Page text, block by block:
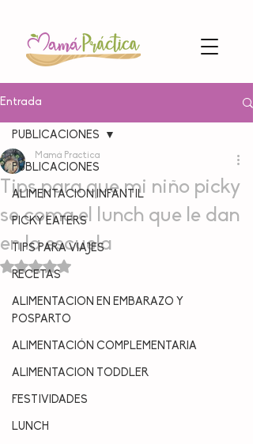
Entrada
PUBLICACIONES
ALIMENTACION INFANTIL
PICKY EATERS
TIPS PARA VIAJES
RECETAS
ALIMENTACION EN EMBARAZO Y
POSPARTO
ALIMENTACIÓN COMPLEMENTARIA
ALIMENTACION TODDLER
FESTIVIDADES
LUNCH
PUBLICACIONES
Tips para que mi niño picky
se coma el lunch que le dan
en la escuela
Mamá Practica
Obtuvo NaN de 5 estrellas.